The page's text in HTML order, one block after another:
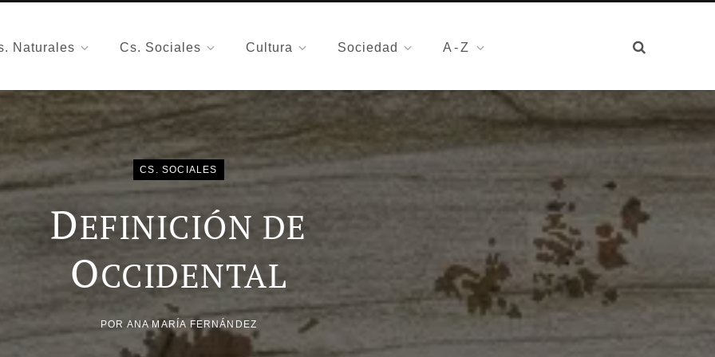
Naturales Cs. Sociales Cultura Sociedad A-Z
CS. SOCIALES
DEFINICIÓN DE
OCCIDENTAL
POR ANA MARÍA FERNÁNDEZ